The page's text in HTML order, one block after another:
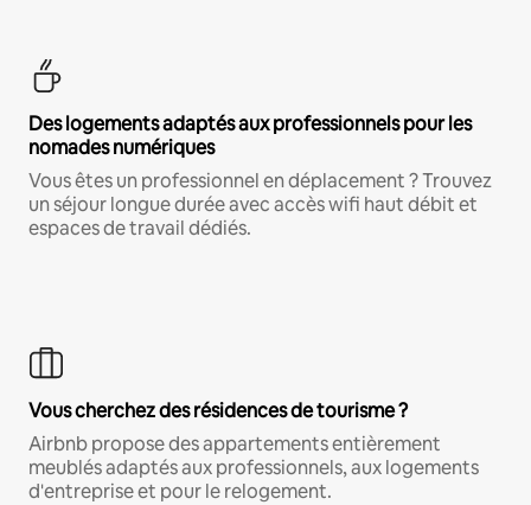
Des logements adaptés aux professionnels pour les
nomades numériques
Vous êtes un professionnel en déplacement ? Trouvez
un séjour longue durée avec accès wifi haut débit et
espaces de travail dédiés.
Vous cherchez des résidences de tourisme ?
Airbnb propose des appartements entièrement
meublés adaptés aux professionnels, aux logements
d'entreprise et pour le relogement.